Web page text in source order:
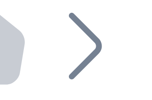
automatiques Bitnovo
ATM Bitnovo dans votre entreprise et
API dans votre écosystème.